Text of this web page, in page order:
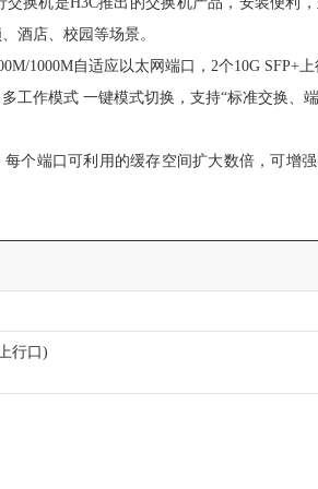
酒店、校园等场景。
1000M自适应以太网端口，2个10G SFP+上
多工作模式 一键模式切换，支持“标准交换、
个端口可利用的缓存空间扩大数倍，可增
行口)